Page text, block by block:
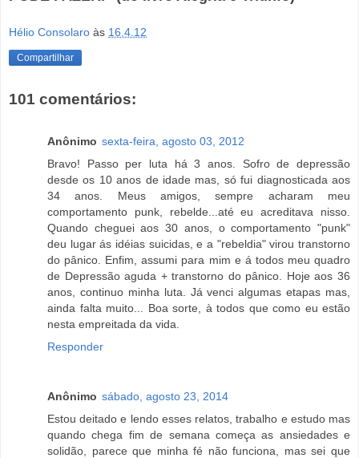
Hélio Consolaro às 16.4.12
Compartilhar
101 comentários:
Anônimo sexta-feira, agosto 03, 2012
Bravo! Passo per luta há 3 anos. Sofro de depressão
desde os 10 anos de idade mas, só fui diagnosticada aos
34 anos. Meus amigos, sempre acharam meu
comportamento punk, rebelde...até eu acreditava nisso.
Quando cheguei aos 30 anos, o comportamento "punk"
deu lugar ás idéias suicidas, e a "rebeldia" virou transtorno
do pânico. Enfim, assumi para mim e á todos meu quadro
de Depressão aguda + transtorno do pânico. Hoje aos 36
anos, continuo minha luta. Já venci algumas etapas mas,
ainda falta muito... Boa sorte, à todos que como eu estão
nesta empreitada da vida.
Responder
Anônimo sábado, agosto 23, 2014
Estou deitado e lendo esses relatos, trabalho e estudo mas
quando chega fim de semana começa as ansiedades e
solidão, parece que minha fé não funciona, mas sei que